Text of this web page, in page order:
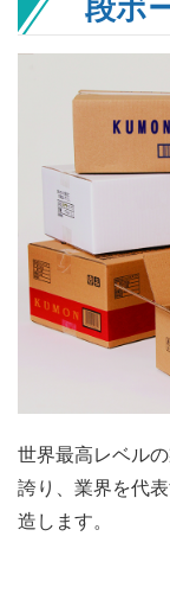
世界最高レベル
誇り、業界を代
造します。